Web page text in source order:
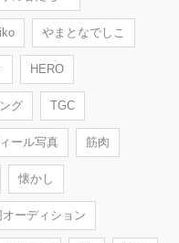
やまとなでしこ
HERO
グ TGC
ール写真 筋肉
懐かし
ーディション